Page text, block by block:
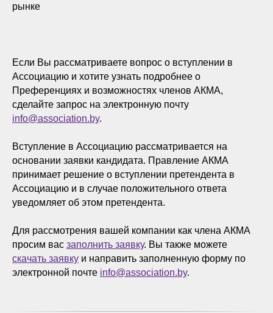
рынке
Если Вы рассматриваете вопрос о вступлении в
Ассоциацию и хотите узнать подробнее о
Преференциях и возможностях членов АКМА,
сделайте запрос на электронную почту
info@association.by.
Вступление в Ассоциацию рассматривается на
основании заявки кандидата. Правление АКМА
принимает решение о вступлении претендента в
Ассоциацию и в случае положительного ответа
уведомляет об этом претендента.
Для рассмотрения вашей компании как члена АКМА
просим вас заполнить заявку. Вы также можете
скачать заявку и направить заполненную форму по
электронной почте info@association.by.